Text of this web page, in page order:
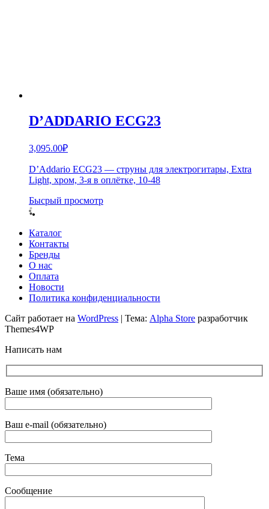
D’ADDARIO ECG23
3,095.00₽
D’Addario ECG23 — струны для электрогитары, Extra
Light, хром, 3-я в оплётке, 10-48
Бысрый просмотр
Каталог
Контакты
Бренды
О нас
Оплата
Новости
Политика конфиденциальности
Сайт работает на WordPress | Тема: Alpha Store разработчик
Themes4WP
Написать нам
Ваше имя (обязательно)
Ваш e-mail (обязательно)
Тема
Сообщение